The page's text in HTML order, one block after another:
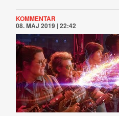
KOMMENTAR
08. MAJ 2019 | 22:42